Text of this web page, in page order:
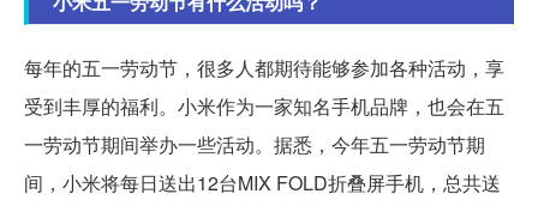
每年的五一劳动节，很多人都期待能够参加各种活动，享
受到丰厚的福利。小米作为一家知名手机品牌，也会在五
一劳动节期间举办一些活动。据悉，今年五一劳动节期
间，小米将每日送出12台MIX FOLD折叠屏手机，总共送